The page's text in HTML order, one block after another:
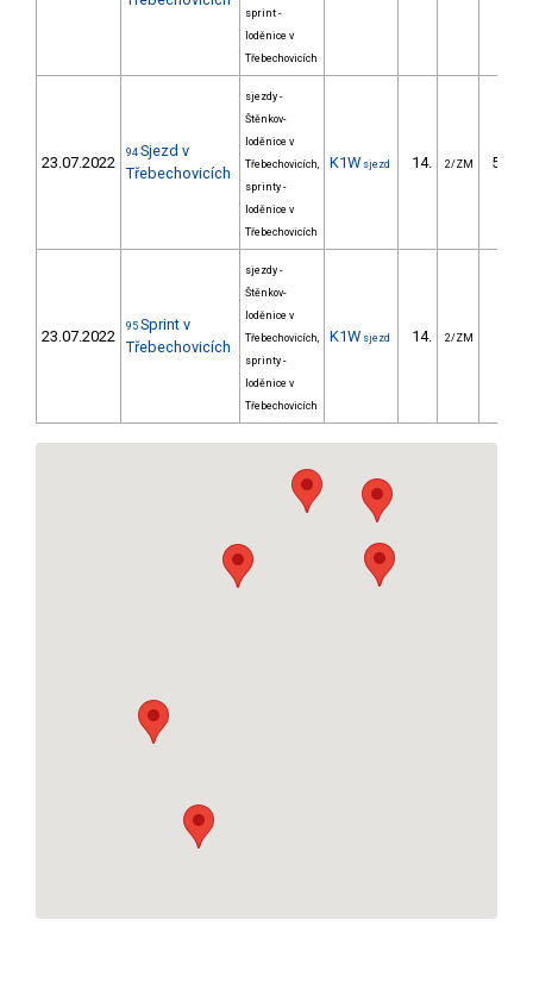
sprint -
loděnice v
Třebechovicích
23.07.2022
94 Sjezd v
Třebechovicích
sjezdy -
Štěnkov-
loděnice v
Třebechovicích,
sprinty -
loděnice v
Třebechovicích
K1W sjezd 14. 2/ZM
23.07.2022
95 Sprint v
Třebechovicích
sjezdy -
Štěnkov-
loděnice v
Třebechovicích,
sprinty -
loděnice v
Třebechovicích
K1W sjezd 14. 2/ZM